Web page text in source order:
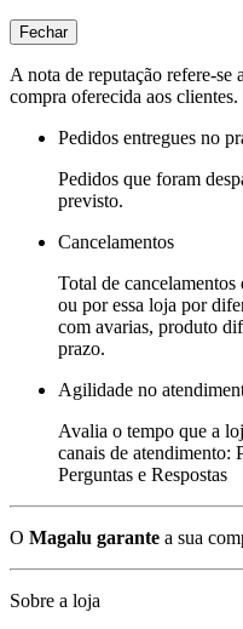
Fechar
A nota de reputação refere-
compra oferecida aos
Pedidos entregues no
Pedidos que foram
previsto.
Cancelamentos
Total de
ou por essa loja por
com avarias, produto
prazo.
Agilidade no
Avalia o tempo que a
canais de atendimento:
Perguntas e Respostas
O Magalu garante a sua
Sobre a loja